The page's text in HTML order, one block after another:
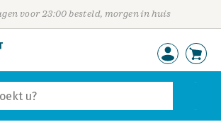
voor 23:00 besteld, morgen in huis